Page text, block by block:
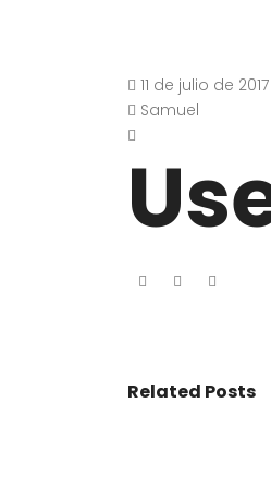
11 de julio de 2017
Samuel
Related Posts